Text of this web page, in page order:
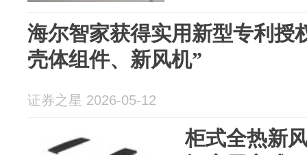
海尔智家获得实用新型专利授
壳体组件、新风机”
证券之星 2026-05-12
柜式全热新